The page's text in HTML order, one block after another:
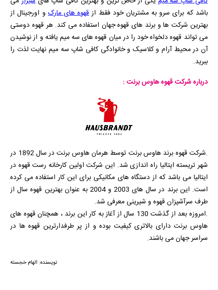
باشد که برای سرو به مشتریان خود فقط ازقهوه های مارکو اورجینال از
بهترین شرکت ها و برند های قهوه جهان استفاده می کند. هر قهوه دوستی
می تواند قهوه دلخواه خود را در میان قهوه های سه میم یافته و از نوشیدن
آن در محیط آرام و کلاسیک و خانوادگی کافی شاپ سه میم نهایت لذت را
ببرید.
درباره شرکت قهوه هاوس برنت :
.شرکت قهوه برند هاوس برنت توسط هرمان هاوس برنت در سال 1892 در
شهر تریسته ایتالیا راه اندازی شد. این شرکت اولین کارخانه رست قهوه در
ایتالیا می باشد که از دستگاه های مکانیکی برای این کار استفاده می کرده
است. این برند در سال های 2003 و 2004 به عنوان بهترین قهوه سال از
طرف سرآشپزان قهوه و شیرینی معرفی شد.
.امروزه بعد از گذشت 130 سال از آغاز به کار این برند ، همچنان قهوه های
هاوس برنت دارای بالاتری کیفیت بوده و از پر طرفدارترین قهوه ها در
سراسر جهان می باشند.
نویسنده: الهام خجسته